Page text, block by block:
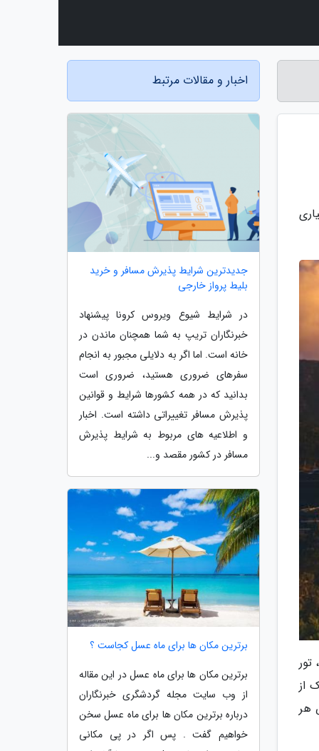
تور
از
هر
اخبار و مقالات مرتبط
جدیدترین شرایط پذیرش مسافر و خرید
بلیط پرواز خارجی
در شرایط شیوع ویروس کرونا پیشنهاد
خبرنگاران تریپ به شما همچنان ماندن در
خانه است. اما اگر به دلایلی مجبور به انجام
سفرهای ضروری هستید، ضروری است
بدانید که در همه کشورها شرایط و قوانین
پذیرش مسافر تغییراتی داشته است. اخبار
و اطلاعیه های مربوط به شرایط پذیرش
مسافر در کشور مقصد و...
برترین مکان ها برای ماه عسل کجاست ؟
برترین مکان ها برای ماه عسل در این مقاله
از وب سایت مجله گردشگری خبرنگاران
درباره برترین مکان ها برای ماه عسل سخن
خواهیم گفت . پس اگر در پی مکانی